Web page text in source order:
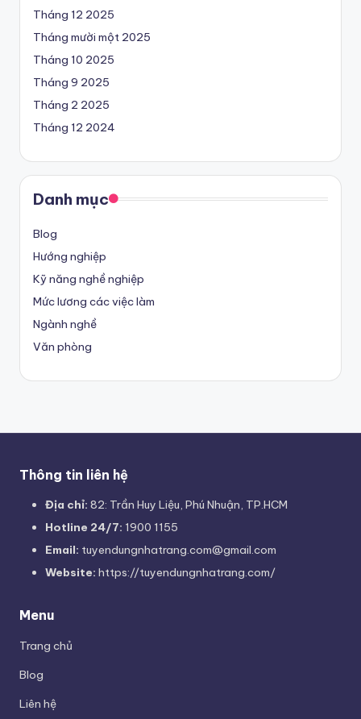
Tháng 12 2025
Tháng mười một 2025
Tháng 10 2025
Tháng 9 2025
Tháng 2 2025
Tháng 12 2024
Danh mục
Blog
Hướng nghiệp
Kỹ năng nghề nghiệp
Mức lương các việc làm
Ngành nghề
Văn phòng
Thông tin liên hệ
Địa chỉ: 82: Trần Huy Liệu, Phú Nhuận, TP.HCM
Hotline 24/7: 1900 1155
Email: tuyendungnhatrang.com@gmail.com
Website: https://tuyendungnhatrang.com/
Menu
Trang chủ
Blog
Liên hệ